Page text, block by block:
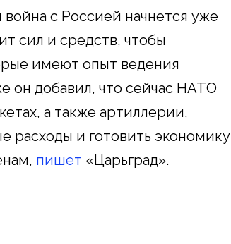
с Россией начнется уже
сил и средств, чтобы
имеют опыт ведения
он добавил, что сейчас НАТО
а также артиллерии,
расходы и готовить экономику
пишет «Царьград».